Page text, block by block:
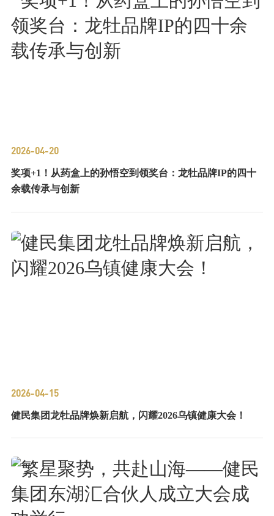
2026-04-20
奖项+1！从药盒上的孙悟空到领奖台：龙牡品牌IP的四十
余载传承与创新
2026-04-15
健民集团龙牡品牌焕新启航，闪耀2026乌镇健康大会！